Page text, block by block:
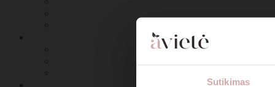
Sutikimas